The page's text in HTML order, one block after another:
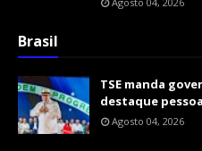
Brasil
TSE manda
destaque
Agosto 04, 2026